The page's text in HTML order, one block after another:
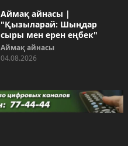
Аймақ айнасы |
"Қызыларай: Шыңдар
сыры мен ерен еңбек"
Аймақ айнасы
04.08.2026